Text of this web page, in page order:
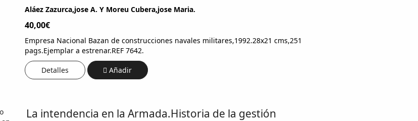
Aláez Zazurca,jose A. Y Moreu Cubera,jose Maria.
40,00€
Empresa Nacional Bazan de construcciones navales militares,1992.28x21 cms,251
pags.Ejemplar a estrenar.REF 7642.
Detalles Añadir
La intendencia en la Armada.Historia de la gestión